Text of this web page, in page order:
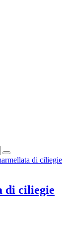
di ciliegie